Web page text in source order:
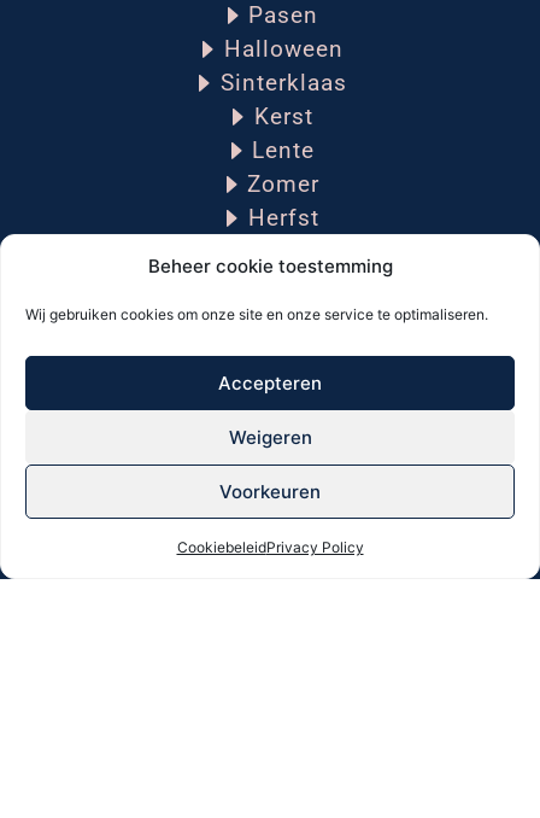
Beheer cookie toestemming
Wij gebruiken cookies om onze site en onze service te optimaliseren.
Accepteren
Weigeren
Voorkeuren
CookiebeleidPrivacy Policy
Pasen
Halloween
Sinterklaas
Kerst
Lente
Zomer
Herfst
Winter
PRAKTISCHE INFORMATIE
Algemene voorwaarden
Cookiebeleid
Privacyverklaring
Verzending, levering & retourbeleid
info@eliza-jo.nl